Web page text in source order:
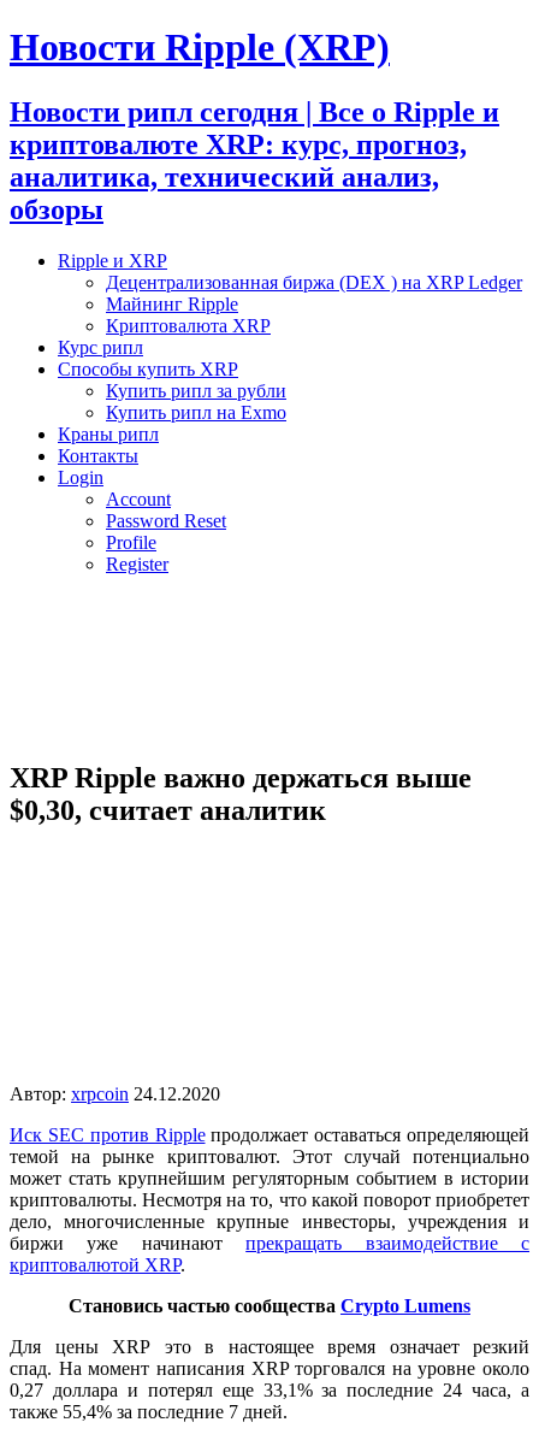
Новости Ripple (XRP)
Новости рипл сегодня | Все о Ripple и
криптовалюте XRP: курс, прогноз,
аналитика, технический анализ,
обзоры
Ripple и XRP
Децентрализованная биржа (DEX ) на XRP Ledger
Майнинг Ripple
Криптовалюта XRP
Курс рипл
Способы купить XRP
Купить рипл за рубли
Купить рипл на Exmo
Краны рипл
Контакты
Login
Account
Password Reset
Profile
Register
XRP Ripple важно держаться выше
$0,30, считает аналитик
Автор: xrpcoin 24.12.2020
Иск SEC против Rippleпродолжает оставаться определяющей
темой на рынке криптовалют. Этот случай потенциально
может стать крупнейшим регуляторным событием в истории
криптовалюты. Несмотря на то, что какой поворот приобретет
дело, многочисленные крупные инвесторы, учреждения и
биржи уже начинаютпрекращать взаимодействие с
криптовалютой XRP.
Становись частью сообщества Crypto Lumens
Для цены XRP это в настоящее время означает резкий
спад. На момент написания XRP торговался на уровне около
0,27 доллара и потерял еще 33,1% за последние 24 часа, а
также 55,4% за последние 7 дней.